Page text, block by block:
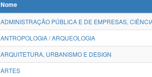
Nome
ADMINISTRAÇÃO PÚBLICA E DE EMPRESAS,
ANTROPOLOGIA / ARQUEOLOGIA
ARQUITETURA, URBANISMO E DESIGN
ARTES